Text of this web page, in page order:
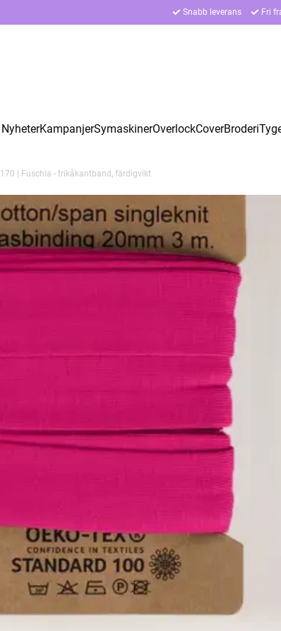
Snabb leverans Fri
NyheterKampanjerSymaskinerOverlockCoverBroderi
170 | Fuschia - trikåkantband, färdigvikt